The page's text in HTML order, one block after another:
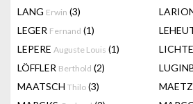
LANG Erwin (3)
LEGER Fernand (1)
LEPERE Auguste Louis (1)
LÖFFLER Berthold (2)
MAATSCH Thilo (3)